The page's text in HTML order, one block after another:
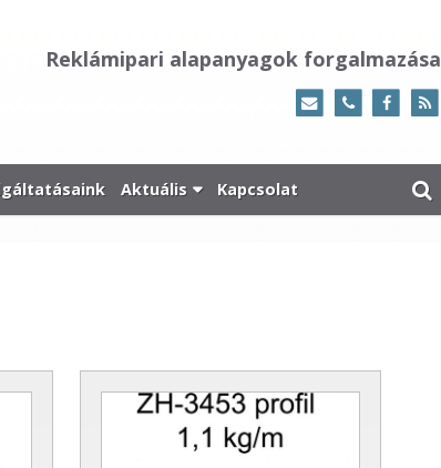
Reklámipari alapanyagok forgalmazása
Aktuális Kapcsolat